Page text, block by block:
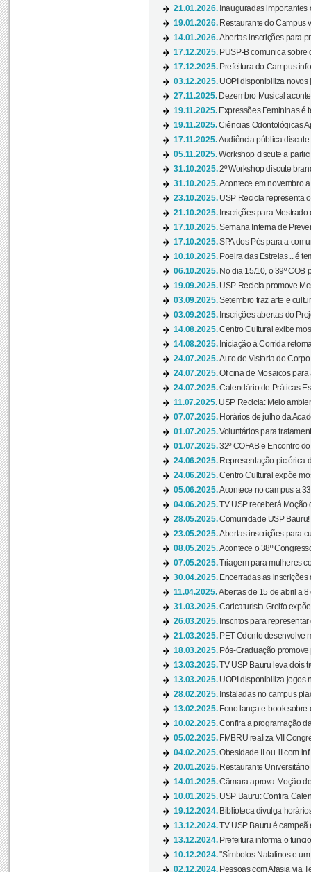
21.01.2026. Inauguradas
19.01.2026. Restaurante do Campus
14.01.2026.Abertas inscrições para
17.12.2025. PUSP-B comunica sobre
17.12.2025. Prefeitura do Campus
03.12.2025. UOPI disponibiliza novos
27.11.2025. Dezembro Musical
19.11.2025. Expressões Femininas é
19.11.2025.Ciências Odontológicas
17.11.2025.Audiência pública
05.11.2025.Workshop discute a
31.10.2025.2º Workshop discute
31.10.2025.Acontece em novembro
23.10.2025. USP Recicla representa
21.10.2025. Inscrições para
17.10.2025.Semana Interna de
17.10.2025.SPA dos Pés para a
10.10.2025. Poeira das Estrelas... é
06.10.2025. No dia 15/10, o 39º COB
19.09.2025. USP Recicla promove
03.09.2025.Setembro traz arte e
03.09.2025. Inscrições abertas do
14.08.2025.Centro Cultural exibe
14.08.2025. Iniciação à Corrida
24.07.2025.Auto de Vistoria do
24.07.2025.Oficina de Mosaicos
24.07.2025.Calendário de Práticas
11.07.2025. USP Recicla: Meio
07.07.2025. Horários de julho da
01.07.2025.Voluntários para
01.07.2025.32º COFAB e Encontro
24.06.2025. Representação pictórica
24.06.2025.Centro Cultural expõe
05.06.2025.Acontece no campus a
04.06.2025.TV USP receberá Moção
28.05.2025.Comunidade USP Bauru!
23.05.2025.Abertas inscrições para
08.05.2025.Acontece o 38º
07.05.2025.Triagem para mulheres
30.04.2025. Encerradas as inscrições
11.04.2025.Abertas de 15 de abril a
31.03.2025.Caricaturista Greifo
26.03.2025. Inscritos para
21.03.2025. PET Odonto desenvolve
18.03.2025. Pós-Graduação
13.03.2025.TV USP Bauru leva dois
13.03.2025. UOPI disponibiliza jogos
28.02.2025. Instaladas no campus
13.02.2025. Fono lança e-book sobre
10.02.2025.Confira a programação
05.02.2025. FMBRU realiza VII
04.02.2025.Obesidade II ou III com
20.01.2025. Restaurante
14.01.2025.Câmara aprova Moção
10.01.2025. USP Bauru: Confira
19.12.2024. Biblioteca divulga
13.12.2024.TV USP Bauru é campeã
13.12.2024. Prefeitura informa o
10.12.2024."Símbolos Natalinos e
02.12.2024. Pessoas com Afasia via